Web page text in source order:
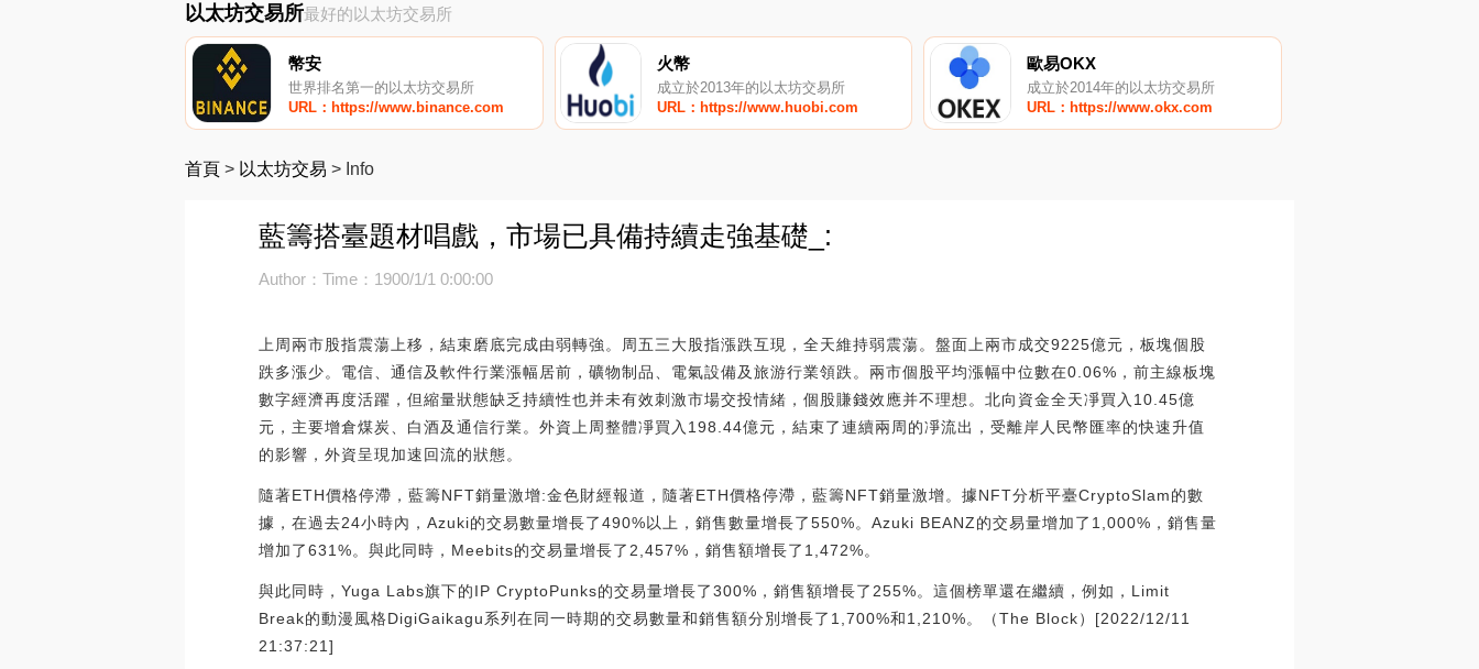
以太坊交易所最好的以太坊交易所
幣安
世界排名第一的以太坊交易所
URL：https://www.binance.com
火幣
成立於2013年的以太坊交易所
URL：https://www.huobi.com
歐易OKX
成立於2014年的以太坊交易所
URL：https://www.okx.com
首頁 > 以太坊交易 > Info
藍籌搭臺題材唱戲，市場已具備持續走強基礎_:
Author：Time：1900/1/1 0:00:00
上周兩市股指震蕩上移，結束磨底完成由弱轉強。周五三大股指漲跌互現，全天維持弱震蕩。盤面上兩市成交9225億元，板塊個股
跌多漲少。電信、通信及軟件行業漲幅居前，礦物制品、電氣設備及旅游行業領跌。兩市個股平均漲幅中位數在0.06%，前主線板塊
數字經濟再度活躍，但縮量狀態缺乏持續性也并未有效刺激市場交投情緒，個股賺錢效應并不理想。北向資金全天凈買入10.45億
元，主要增倉煤炭、白酒及通信行業。外資上周整體凈買入198.44億元，結束了連續兩周的凈流出，受離岸人民幣匯率的快速升值
的影響，外資呈現加速回流的狀態。
隨著ETH價格停滯，藍籌NFT銷量激增:金色財經報道，隨著ETH價格停滯，藍籌NFT銷量激增。據NFT分析平臺CryptoSlam的數
據，在過去24小時內，Azuki的交易數量增長了490%以上，銷售數量增長了550%。Azuki BEANZ的交易量增加了1,000%，銷售量
增加了631%。與此同時，Meebits的交易量增長了2,457%，銷售額增長了1,472%。
與此同時，Yuga Labs旗下的IP CryptoPunks的交易量增長了300%，銷售額增長了255%。這個榜單還在繼續，例如，Limit
Break的動漫風格DigiGaikagu系列在同一時期的交易數量和銷售額分別增長了1,700%和1,210%。（The Block）[2022/12/11
21:37:21]